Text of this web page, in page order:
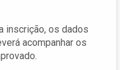
inscrição, os dados
acompanhar os